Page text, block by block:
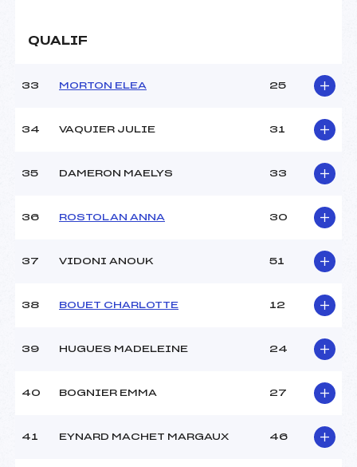
QUALIF
33 MORTON ELEA 25
34 VAQUIER JULIE 31
35 DAMERON MAELYS 33
36 ROSTOLAN ANNA 30
37 VIDONI ANOUK 51
38 BOUET CHARLOTTE 12
39 HUGUES MADELEINE 24
40 BOGNIER EMMA 27
41 EYNARD MACHET MARGAUX 46